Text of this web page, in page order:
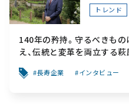
トレンド
140年の矜持。守るべきも
え、伝統と変革を両立する萩
長寿企業 インタビュー